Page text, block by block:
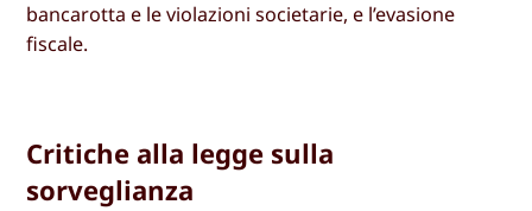
bancarotta e le violazioni societarie, e l’evasione
fiscale.
Critiche alla legge sulla
sorveglianza